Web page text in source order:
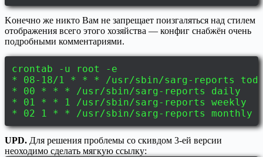
Kонечно же никто Вам не запрещает поизгаляться над стилем
отображения всего этого хозяйства — конфиг снабжён очень
подробными комментариями.
crontab -u root -e
* 08-18/1 * * * /usr/sbin/sarg-reports
* 00 * * * /usr/sbin/sarg-reports daily
* 01 * * 1 /usr/sbin/sarg-reports weekly
* 02 1 * * /usr/sbin/sarg-reports monthly
UPD. Для решения проблемы со скивдом 3-ей версии
неоходимо сделать мягкую ссылку: